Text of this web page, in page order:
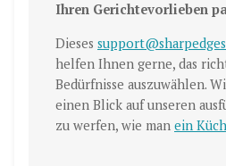
Ihren Gerichtevorlieben
Dieses
helfen Ihnen gerne, das
Bedürfnisse auszuwählen.
einen Blick auf unseren
zu werfen, wie man ein